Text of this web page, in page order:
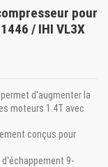
pour
/ IHI VL3X
permet d'augmenter la
moteurs 1.4T avec
conçus pour
d'échappement 9-